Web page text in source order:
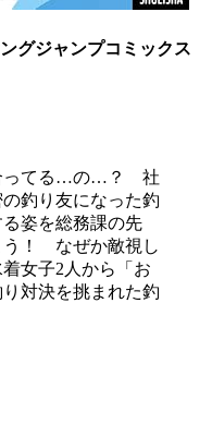
グジャンプコミックス
ってる…の…？ 社
釣り友になった釣
姿を総務課の先
う！ なぜか敵視し
女子2人から「お
対決を挑まれた釣